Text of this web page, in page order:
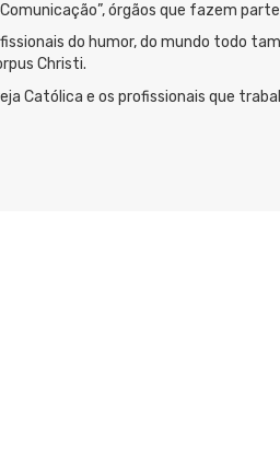
órgãos que fazem
do humor, do mundo todo
Christi.
Católica e os profissionais que